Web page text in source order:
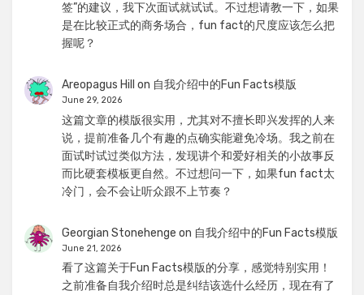
签”的建议，我下次面试就试试。不过想请教一下，如果
是在比较正式的商务场合，fun fact的尺度应该怎么把
握呢？
Areopagus Hill on 自我介绍中的Fun Facts模版
June 29, 2026
这篇文章的模版很实用，尤其对不擅长即兴发挥的人来
说，提前准备几个有趣的点确实能避免冷场。我之前在
面试时试过类似方法，发现讲个和爱好相关的小故事反
而比硬套模板更自然。不过想问一下，如果fun fact太
冷门，会不会让听众跟不上节奏？
Georgian Stonehenge on 自我介绍中的Fun Facts模版
June 21, 2026
看了这篇关于Fun Facts模版的分享，感觉特别实用！
之前准备自我介绍时总是纠结该选什么经历，现在有了